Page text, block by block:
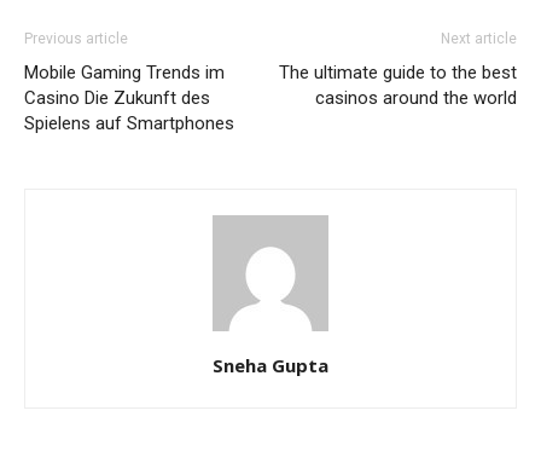
Previous article
Mobile Gaming Trends im
Casino Die Zukunft des
Spielens auf Smartphones
Next article
The ultimate guide to the best
casinos around the world
Sneha Gupta